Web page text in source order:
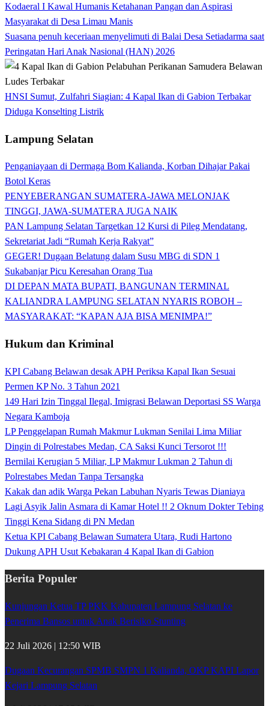
Kodaeral I Kawal Humanis Ketahanan Pangan dan Aspirasi
Masyarakat di Desa Limau Manis
Suasana penuh keceriaan menyelimuti di Balai Desa Setiadarma saat
Peringatan Hari Anak Nasional (HAN) 2026
HNSI Sumut, Zulfahri Siagian: 4 Kapal Ikan di Gabion Terbakar
Diduga Konselting Listrik
Lampung Selatan
Penganiayaan di Dermaga Bom Kalianda, Korban Dihajar Pakai
Botol Keras
PENYEBERANGAN SUMATERA-JAWA MELONJAK
TINGGI, JAWA-SUMATERA JUGA NAIK
PAN Lampung Selatan Targetkan 12 Kursi di Pileg Mendatang,
Sekretariat Jadi “Rumah Kerja Rakyat”
GEGER! Dugaan Belatung dalam Susu MBG di SDN 1
Sukabanjar Picu Keresahan Orang Tua
DI DEPAN MATA BUPATI, BANGUNAN TERMINAL
KALIANDRA LAMPUNG SELATAN NYARIS ROBOH –
MASYARAKAT: “KAPAN AJA BISA MENIMPA!”
Hukum dan Kriminal
KPI Cabang Belawan desak APH Periksa Kapal Ikan Sesuai
Permen KP No. 3 Tahun 2021
149 Hari Izin Tinggal Ilegal, Imigrasi Belawan Deportasi SS Warga
Negara Kamboja
LP Penggelapan Rumah Makmur Lukman Senilai Lima Miliar
Dingin di Polrestabes Medan, CA Saksi Kunci Tersorot !!!
Bernilai Kerugian 5 Miliar, LP Makmur Lukman 2 Tahun di
Polrestabes Medan Tanpa Tersangka
Kakak dan adik Warga Pekan Labuhan Nyaris Tewas Dianiaya
Lagi Asyik Jalin Asmara di Kamar Hotel !! 2 Oknum Dokter Tebing
Tinggi Kena Sidang di PN Medan
Ketua KPI Cabang Belawan Sumatera Utara, Rudi Hartono
Dukung APH Usut Kebakaran 4 Kapal Ikan di Gabion
Berita Populer
Kunjungan Ketua TP PKK Kabupaten Lampung Selatan ke
Penerima Bansos untuk Anak Berisiko Stunting
22 Juli 2026 | 12:50 WIB
Dugaan Kecurangan SPMB SMPN 1 Kalianda, OKP KAPI Lapor
Kejari Lampung Selatan